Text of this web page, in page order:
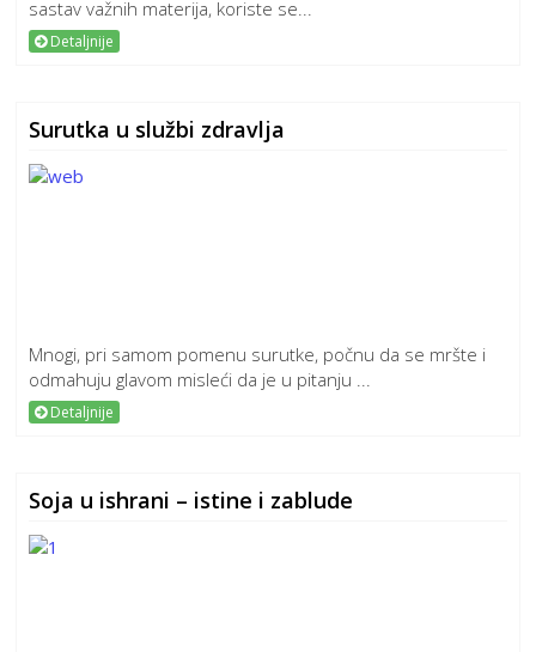
sastav važnih materija, koriste se...
Detaljnije
Surutka u službi zdravlja
Mnogi, pri samom pomenu surutke, počnu da se mršte i
odmahuju glavom misleći da je u pitanju ...
Detaljnije
Soja u ishrani – istine i zablude